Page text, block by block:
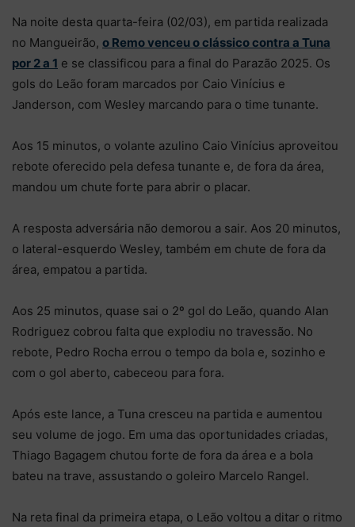
Na noite desta quarta-feira (02/03), em partida realizada
no Mangueirão, o Remo venceu o clássico contra a Tuna
por 2 a 1 e se classificou para a final do Parazão 2025. Os
gols do Leão foram marcados por Caio Vinícius e
Janderson, com Wesley marcando para o time tunante.
Aos 15 minutos, o volante azulino Caio Vinícius aproveitou
rebote oferecido pela defesa tunante e, de fora da área,
mandou um chute forte para abrir o placar.
A resposta adversária não demorou a sair. Aos 20 minutos,
o lateral-esquerdo Wesley, também em chute de fora da
área, empatou a partida.
Aos 25 minutos, quase sai o 2º gol do Leão, quando Alan
Rodriguez cobrou falta que explodiu no travessão. No
rebote, Pedro Rocha errou o tempo da bola e, sozinho e
com o gol aberto, cabeceou para fora.
Após este lance, a Tuna cresceu na partida e aumentou
seu volume de jogo. Em uma das oportunidades criadas,
Thiago Bagagem chutou forte de fora da área e a bola
bateu na trave, assustando o goleiro Marcelo Rangel.
Na reta final da primeira etapa, o Leão voltou a ditar o ritmo